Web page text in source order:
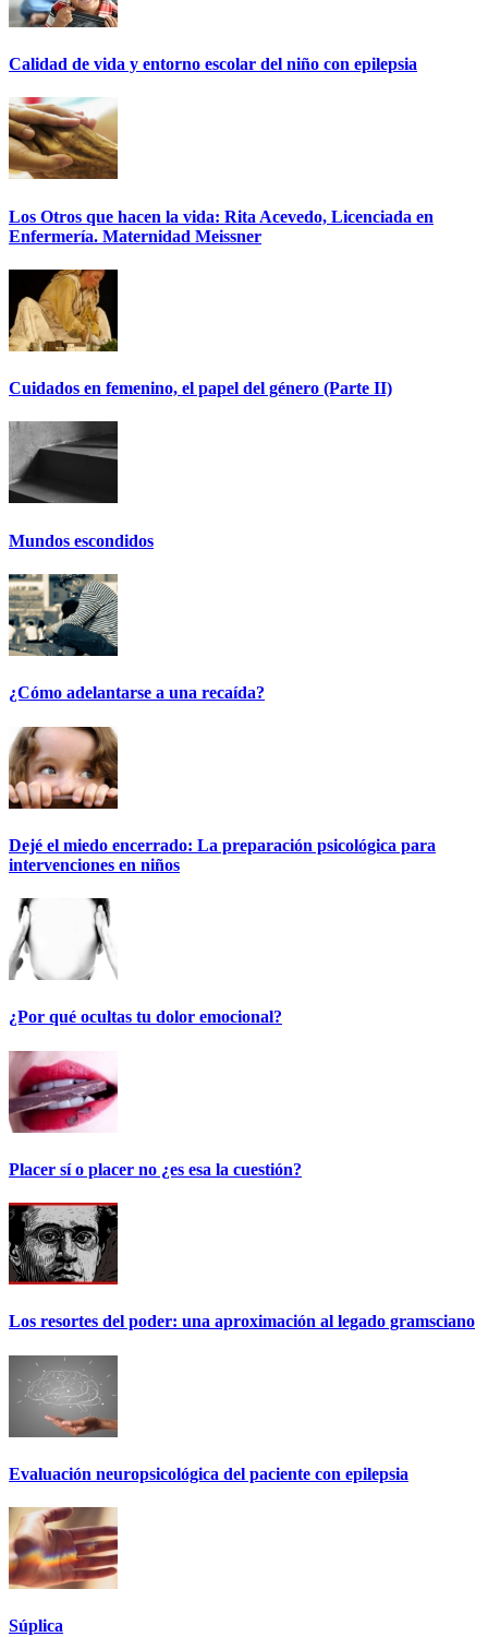
Calidad de vida y entorno escolar del niño con epilepsia
Los Otros que hacen la vida: Rita Acevedo, Licenciada en
Enfermería. Maternidad Meissner
Cuidados en femenino, el papel del género (Parte II)
Mundos escondidos
¿Cómo adelantarse a una recaída?
Dejé el miedo encerrado: La preparación psicológica para
intervenciones en niños
¿Por qué ocultas tu dolor emocional?
Placer sí o placer no ¿es esa la cuestión?
Los resortes del poder: una aproximación al legado gramsciano
Evaluación neuropsicológica del paciente con epilepsia
Súplica